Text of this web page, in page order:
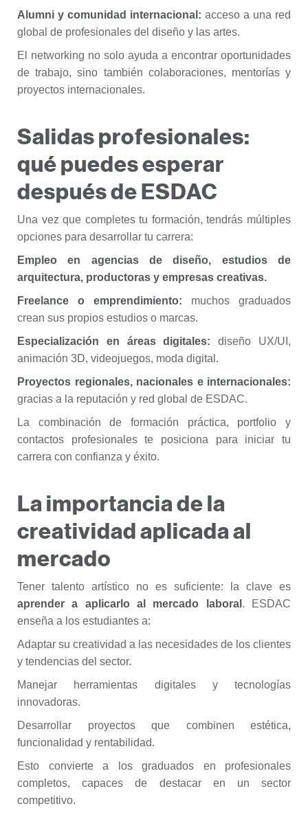
Alumni y comunidad internacional: acceso a una red
global de profesionales del diseño y las artes.
El networking no solo ayuda a encontrar oportunidades
de trabajo, sino también colaboraciones, mentorías y
proyectos internacionales.
Salidas profesionales:
qué puedes esperar
después de ESDAC
Una vez que completes tu formación, tendrás múltiples
opciones para desarrollar tu carrera:
Empleo en agencias de diseño, estudios de
arquitectura, productoras y empresas creativas.
Freelance o emprendimiento: muchos graduados
crean sus propios estudios o marcas.
Especialización en áreas digitales: diseño UX/UI,
animación 3D, videojuegos, moda digital.
Proyectos regionales, nacionales e internacionales:
gracias a la reputación y red global de ESDAC.
La combinación de formación práctica, portfolio y
contactos profesionales te posiciona para iniciar tu
carrera con confianza y éxito.
La importancia de la
creatividad aplicada al
mercado
Tener talento artístico no es suficiente: la clave es
aprender a aplicarlo al mercado laboral . ESDAC
enseña a los estudiantes a:
Adaptar su creatividad a las necesidades de los clientes
y tendencias del sector.
Manejar herramientas digitales y tecnologías
innovadoras.
Desarrollar proyectos que combinen estética,
funcionalidad y rentabilidad.
Esto convierte a los graduados en profesionales
completos, capaces de destacar en un sector
competitivo.